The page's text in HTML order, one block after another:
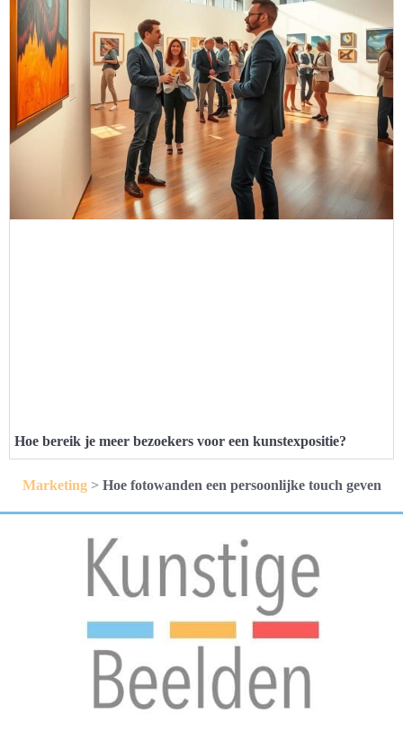
Hoe bereik je meer bezoekers voor een kunstexpositie?
Marketing> Hoe fotowanden een persoonlijke touch geven